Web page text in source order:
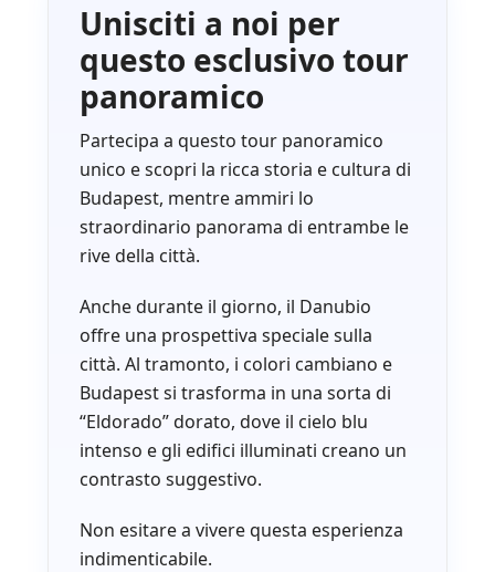
Unisciti a noi per
questo esclusivo tour
panoramico
Partecipa a questo tour panoramico
unico e scopri la ricca storia e cultura di
Budapest, mentre ammiri lo
straordinario panorama di entrambe le
rive della città.
Anche durante il giorno, il Danubio
offre una prospettiva speciale sulla
città. Al tramonto, i colori cambiano e
Budapest si trasforma in una sorta di
“Eldorado” dorato, dove il cielo blu
intenso e gli edifici illuminati creano un
contrasto suggestivo.
Non esitare a vivere questa esperienza
indimenticabile.